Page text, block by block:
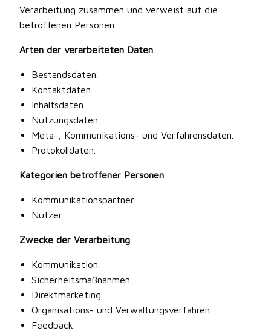
Verarbeitung zusammen und verweist auf die
betroffenen Personen.
Arten der verarbeiteten Daten
Bestandsdaten.
Kontaktdaten.
Inhaltsdaten.
Nutzungsdaten.
Meta-, Kommunikations- und Verfahrensdaten.
Protokolldaten.
Kategorien betroffener Personen
Kommunikationspartner.
Nutzer.
Zwecke der Verarbeitung
Kommunikation.
Sicherheitsmaßnahmen.
Direktmarketing.
Organisations- und Verwaltungsverfahren.
Feedback.